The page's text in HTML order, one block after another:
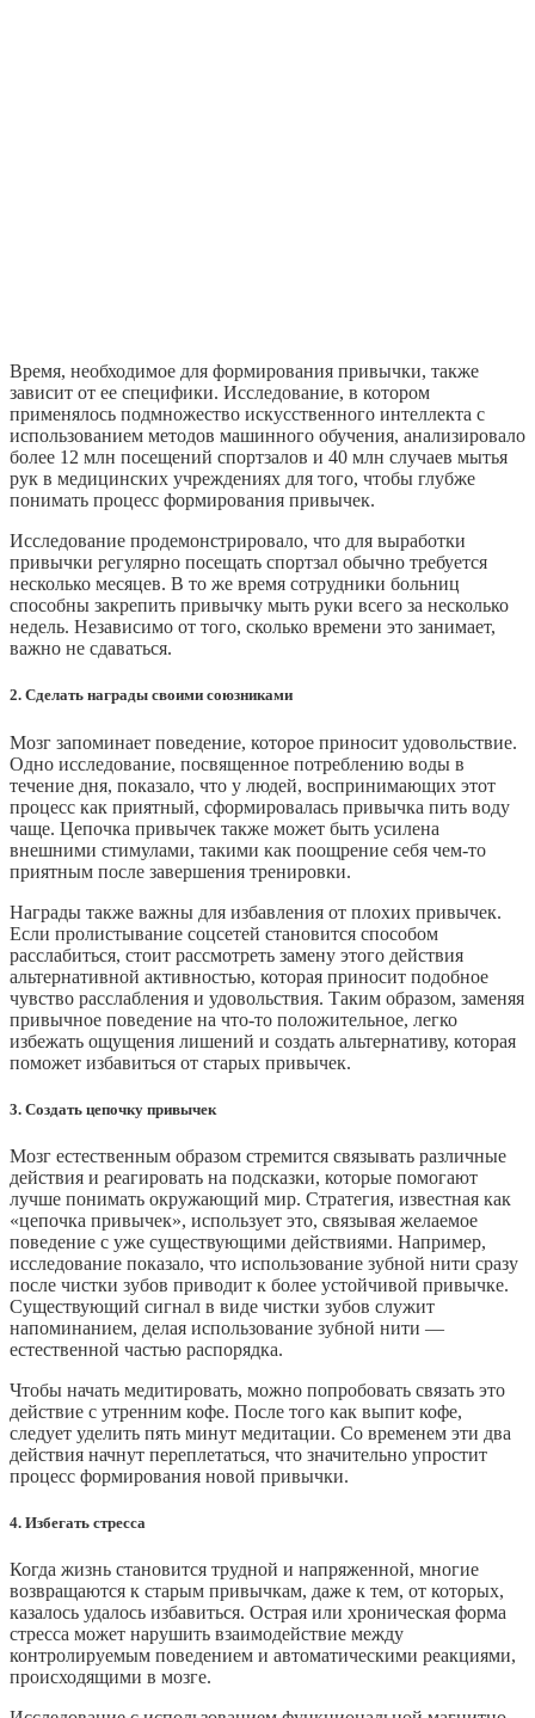
Время, необходимое для формирования привычки, также
зависит от ее специфики. Исследование, в котором
применялось подмножество искусственного интеллекта с
использованием методов машинного обучения, анализировало
более 12 млн посещений спортзалов и 40 млн случаев мытья
рук в медицинских учреждениях для того, чтобы глубже
понимать процесс формирования привычек.
Исследование продемонстрировало, что для выработки
привычки регулярно посещать спортзал обычно требуется
несколько месяцев. В то же время сотрудники больниц
способны закрепить привычку мыть руки всего за несколько
недель. Независимо от того, сколько времени это занимает,
важно не сдаваться.
2. Сделать награды своими союзниками
Мозг запоминает поведение, которое приносит удовольствие.
Одно исследование, посвященное потреблению воды в
течение дня, показало, что у людей, воспринимающих этот
процесс как приятный, сформировалась привычка пить воду
чаще. Цепочка привычек также может быть усилена
внешними стимулами, такими как поощрение себя чем-то
приятным после завершения тренировки.
Награды также важны для избавления от плохих привычек.
Если пролистывание соцсетей становится способом
расслабиться, стоит рассмотреть замену этого действия
альтернативной активностью, которая приносит подобное
чувство расслабления и удовольствия. Таким образом, заменяя
привычное поведение на что-то положительное, легко
избежать ощущения лишений и создать альтернативу, которая
поможет избавиться от старых привычек.
3. Создать цепочку привычек
Мозг естественным образом стремится связывать различные
действия и реагировать на подсказки, которые помогают
лучше понимать окружающий мир. Стратегия, известная как
«цепочка привычек», использует это, связывая желаемое
поведение с уже существующими действиями. Например,
исследование показало, что использование зубной нити сразу
после чистки зубов приводит к более устойчивой привычке.
Существующий сигнал в виде чистки зубов служит
напоминанием, делая использование зубной нити —
естественной частью распорядка.
Чтобы начать медитировать, можно попробовать связать это
действие с утренним кофе. После того как выпит кофе,
следует уделить пять минут медитации. Со временем эти два
действия начнут переплетаться, что значительно упростит
процесс формирования новой привычки.
4. Избегать стресса
Когда жизнь становится трудной и напряженной, многие
возвращаются к старым привычкам, даже к тем, от которых,
казалось удалось избавиться. Острая или хроническая форма
стресса может нарушить взаимодействие между
контролируемым поведением и автоматическими реакциями,
происходящими в мозге.